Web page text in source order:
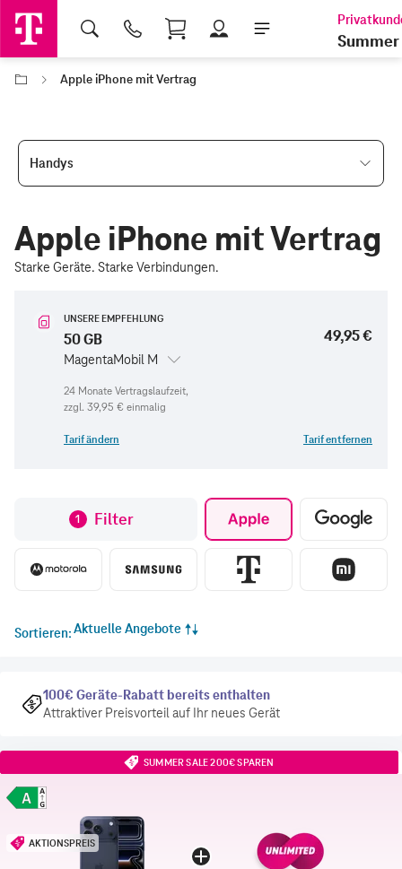
Shopping Cart
Summer
Apple iPhone mit Vertrag
Handys
Apple iPhone mit Vertrag
Starke Geräte. Starke Verbindungen.
UNSERE EMPFEHLUNG
50 GB
MagentaMobil M
49,95 €
zzgl. 39,95 € einmalig
Tarif ändern Tarif entfernen
1 Filter
Sortieren Aktuelle Angebote
100€ Geräte-Rabatt bereits enthalten
Attraktiver Preisvorteil auf Ihr neues Gerät
SUMMER SALE 200€ SPAREN
AKTIONSPREIS